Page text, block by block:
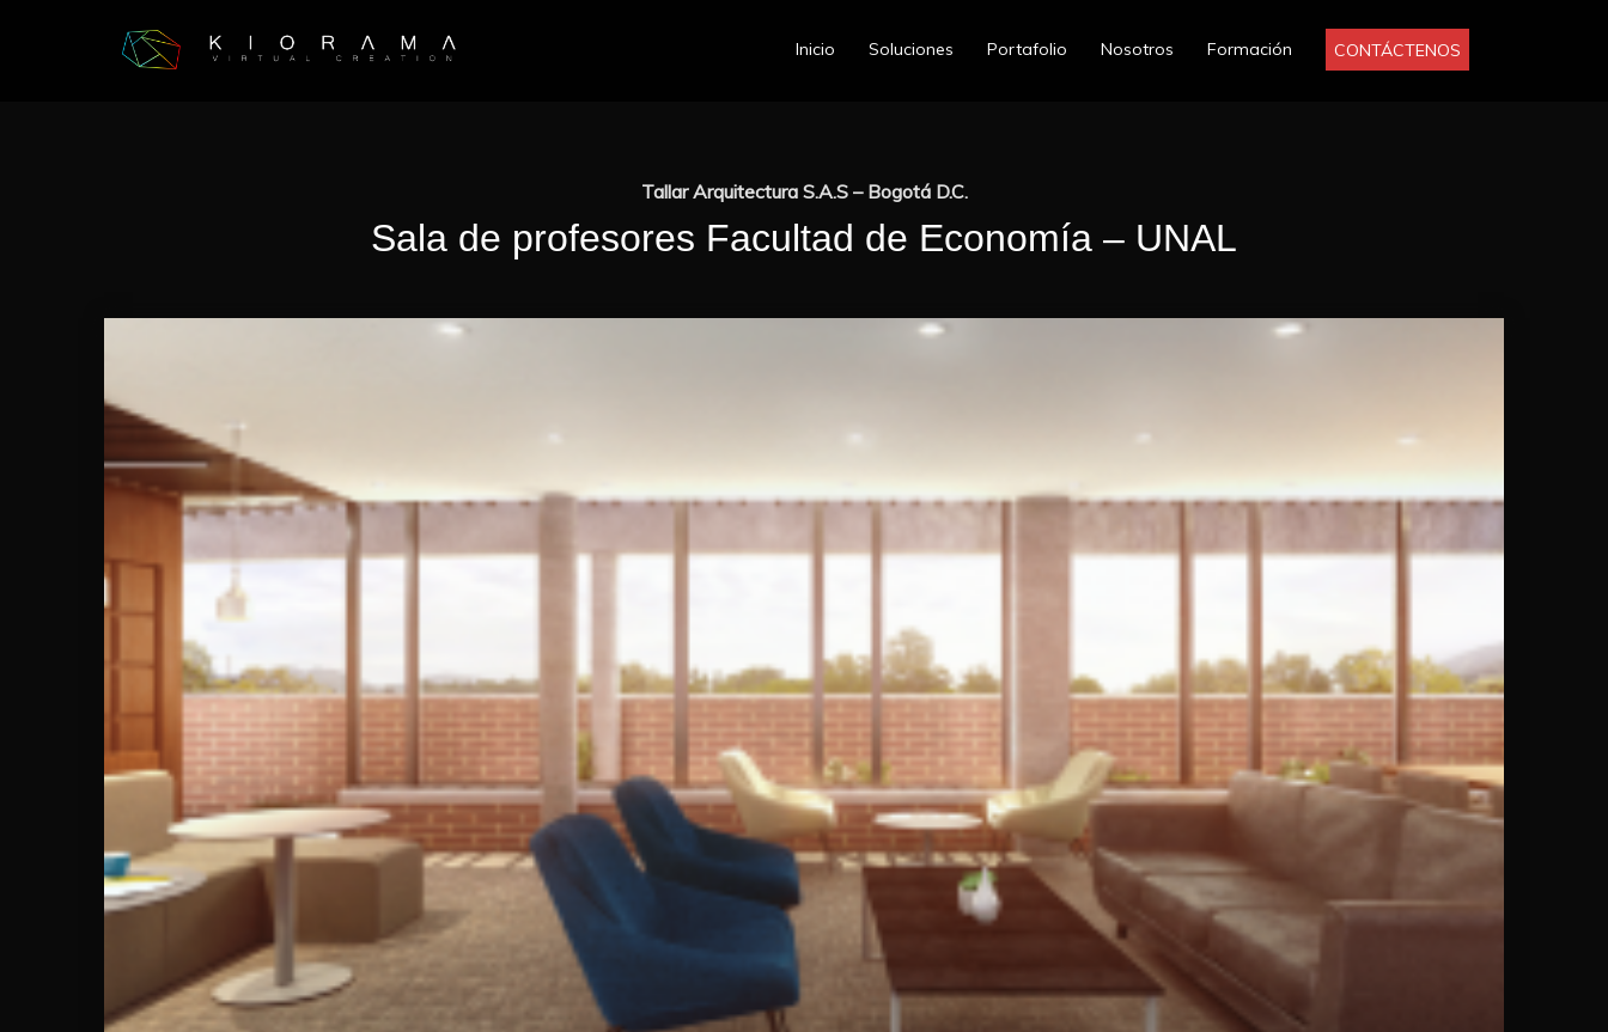
Inicio Soluciones Portafolio Nosotros Formación
Tallar Arquitectura S.A.S – Bogotá D.C.
Sala de profesores Facultad de Economía – UNAL